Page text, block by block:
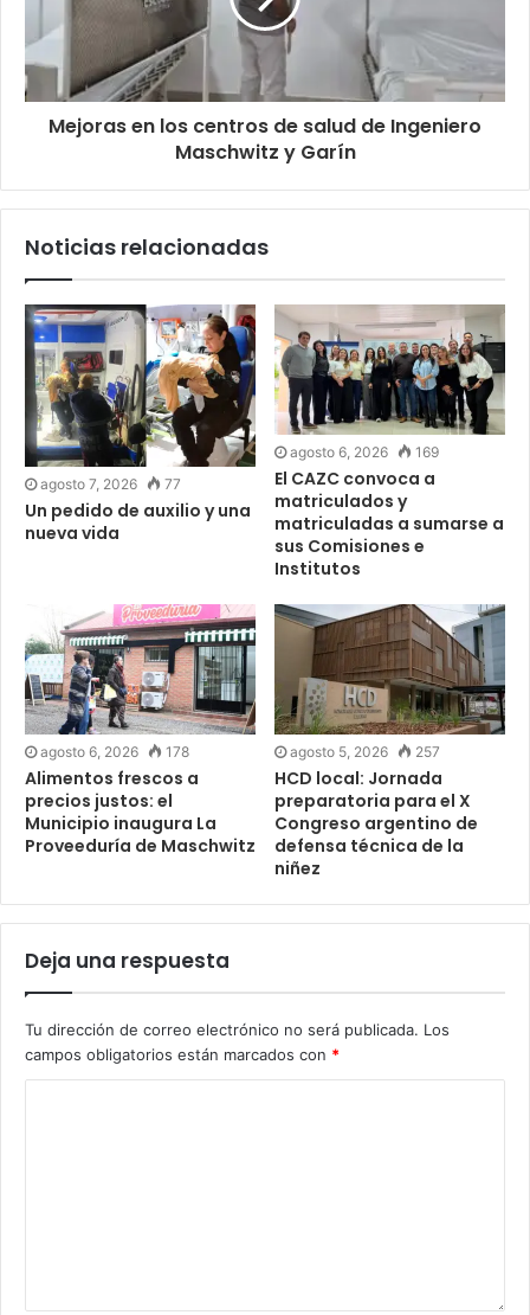
Mejoras en los centros de salud de Ingeniero
Maschwitz y Garín
Noticias relacionadas
agosto 7, 2026 77
Un pedido de auxilio y una
nueva vida
agosto 6, 2026 169
El CAZC convoca a
matriculados y
matriculadas a sumarse a
sus Comisiones e
Institutos
agosto 6, 2026 178
Alimentos frescos a
precios justos: el
Municipio inaugura La
Proveeduría de Maschwitz
agosto 5, 2026 257
HCD local: Jornada
preparatoria para el X
Congreso argentino de
defensa técnica de la
niñez
Deja una respuesta
Tu dirección de correo electrónico no será publicada. Los
campos obligatorios están marcados con *